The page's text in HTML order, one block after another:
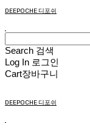
DEEPOCHE 디포쉬
Search 검색
Log In 로그인
Cart장바구니
DEEPOCHE 디포쉬